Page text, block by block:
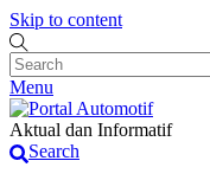
Skip to content
Menu
Aktual dan Informatif
Search